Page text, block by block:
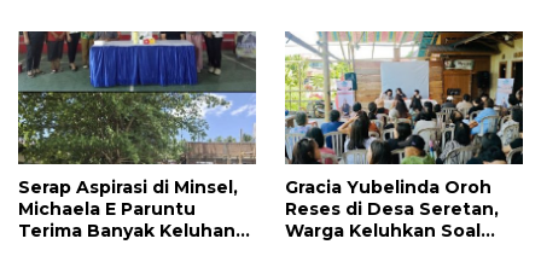
Jalan di Tandengan I
Warga
Serap Aspirasi di Minsel,
Michaela E Paruntu
Terima Banyak Keluhan
Gracia Yubelinda Oroh
Reses di Desa Seretan,
Warga Keluhkan Soal